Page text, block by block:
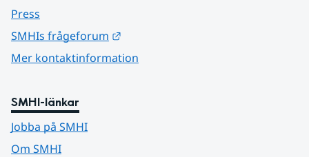
Press
SMHIs frågeforum
Mer kontaktinformation
SMHI-länkar
Jobba på SMHI
Om SMHI